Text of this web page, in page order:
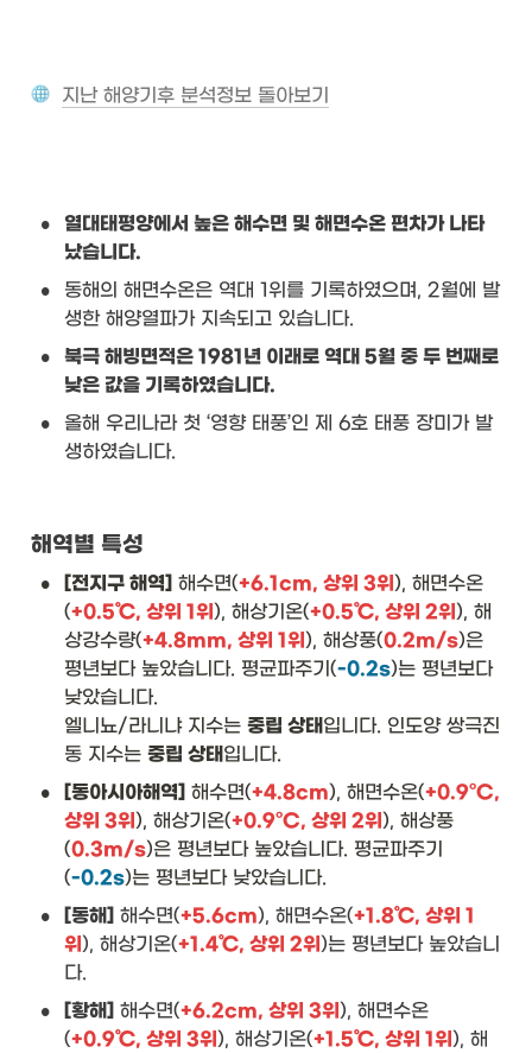
지난 해양기후 분석정보 돌아보기
• 열대태평양에서 높은 해수면 및 해면수온 편차가 나타
났습니다.
•
동해의 해면수온은 역대 1위를 기록하였으며, 2월에 발
생한 해양열파가 지속되고 있습니다.
• 북극 해빙면적은 1981년 이래로 역대 5월 중 두 번째로
낮은 값을 기록하였습니다.
•
올해 우리나라 첫 ‘영향 태풍’인 제 6호 태풍 장미가 발
생하였습니다.
해역별 특성
• [전지구 해역] 해수면(+6.1cm, 상위 3위), 해면수온
(+0.5℃, 상위 1위), 해상기온(+0.5℃, 상위 2위), 해
상강수량(+4.8mm, 상위 1위), 해상풍(0.2m/s)은
평년보다 높았습니다. 평균파주기(-0.2s)는 평년보다
낮았습니다.
엘니뇨/라니냐 지수는 중립 상태입니다. 인도양 쌍극진
동 지수는 중립 상태입니다.
• [동아시아해역] 해수면(+4.8cm), 해면수온(+0.9°C,
상위 3위), 해상기온(+0.9°C, 상위 2위), 해상풍
(0.3m/s)은 평년보다 높았습니다. 평균파주기
(-0.2s)는 평년보다 낮았습니다.
• [동해] 해수면(+5.6cm), 해면수온(+1.8℃, 상위 1
위), 해상기온(+1.4℃, 상위 2위)는 평년보다 높았습니
다.
• [황해] 해수면(+6.2cm, 상위 3위), 해면수온
(+0.9℃, 상위 3위), 해상기온(+1.5℃, 상위 1위), 해